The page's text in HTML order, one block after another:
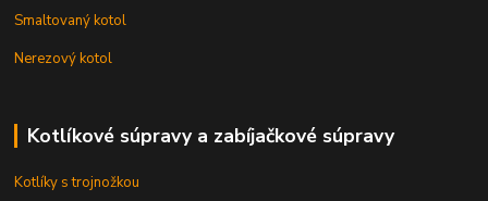
Smaltovaný kotol
Nerezový kotol
Kotlíkové súpravy a zabíjačkové súpravy
Kotlíky s trojnožkou